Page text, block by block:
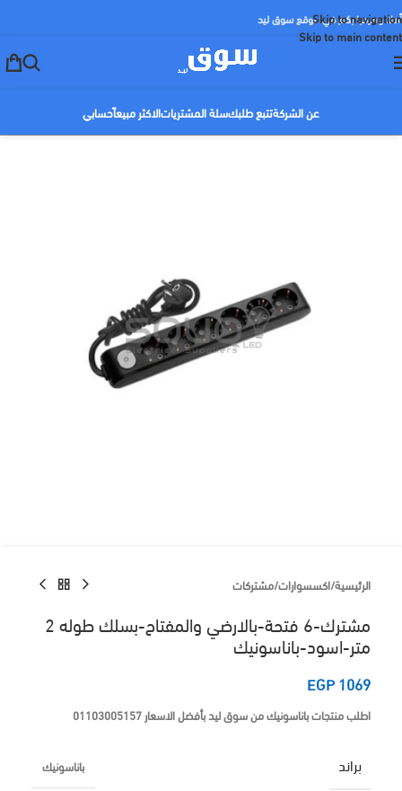
Skip to navigation
Skip to main content
أهلا ومرحبا بكم في موقع سوق ليد
عن الشركةتتبع طلبكسلة المشترياتالاكثر مبيعاًحسابي
الرئيسية/اكسسوارات/مشتركات
مشترك-6 فتحة-بالارضي والمفتاح-بسلك طوله 2
متر-اسود-باناسونيك
EGP1069
اطلب منتجات باناسونيك من سوق ليد بأفضل الاسعار 01103005157
براند باناسونيك